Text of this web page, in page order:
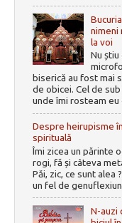
nimeni
la voi
Nu știu
biserică au fost mai
de obicei. Cel de
unde îmi rosteam eu
Despre heirupisme
spirituală
Îmi zicea un părinte
rogi, fă și câteva
Păi, zic, ce sunt alea
un fel de
N-auzi